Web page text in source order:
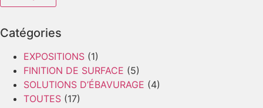
Catégories
EXPOSITIONS (1)
FINITION DE SURFACE (5)
SOLUTIONS D’ÉBAVURAGE (4)
TOUTES (17)